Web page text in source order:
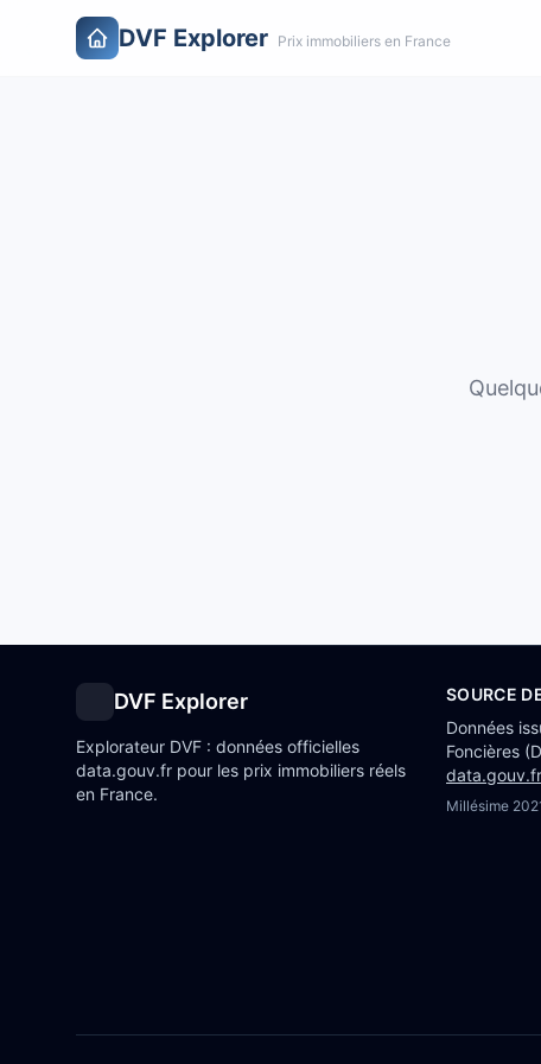
DVF Explorer Prix immobiliers en France
DVF Explorer
Explorateur DVF : données officielles
data.gouv.fr pour les prix immobiliers réels
en France.
SOURCE
Données
Foncières
data.gouv.fr
Millésime